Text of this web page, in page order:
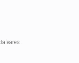
: